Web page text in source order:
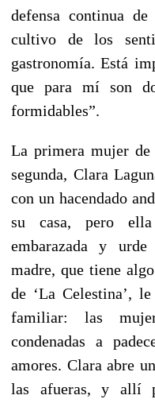
defensa continua
cultivo de los
gastronomía. Está
que para mí son
formidables”.
La primera mujer
segunda, Clara
con un hacendado
su casa, pero
embarazada y
madre, que tiene
de ‘La Celestina’,
familiar: las
condenadas a
amores. Clara abre
las afueras, y allí